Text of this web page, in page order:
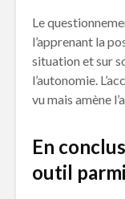
Le
l’apprenant la
situation et sur
l’autonomie.
vu mais amène
En
outil